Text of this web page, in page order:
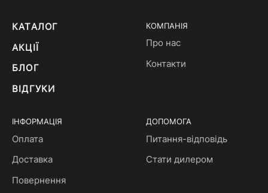
КАТАЛОГ
АКЦІЇ
БЛОГ
ВІДГУКИ
КОМПАНІЯ
Про нас
Контакти
ІНФОРМАЦІЯ
Оплата
Доставка
Повернення
ДОПОМОГА
Питання-відповідь
Стати дилером